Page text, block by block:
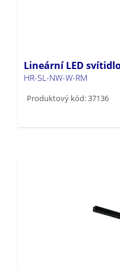
Lineární LED svítidlo
HR-SL-NW-W-RM
Produktový kód: 37136